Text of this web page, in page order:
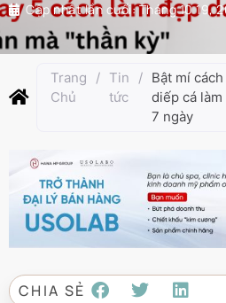
Cập nhật lần cuối:Tháng 10 19,
Trang
Chủ
/ Tin
tức
/ Bật mí
diếp cá làm
7 ngày
CHIA SẺ